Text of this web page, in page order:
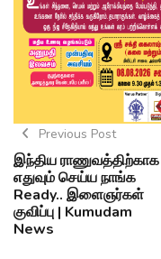
Previous Post
இந்திய ராணுவத்திற்காக
எதுவும் செய்ய நாங்க
Ready.. இளைஞர்கள்
குவிப்பு | Kumudam
News